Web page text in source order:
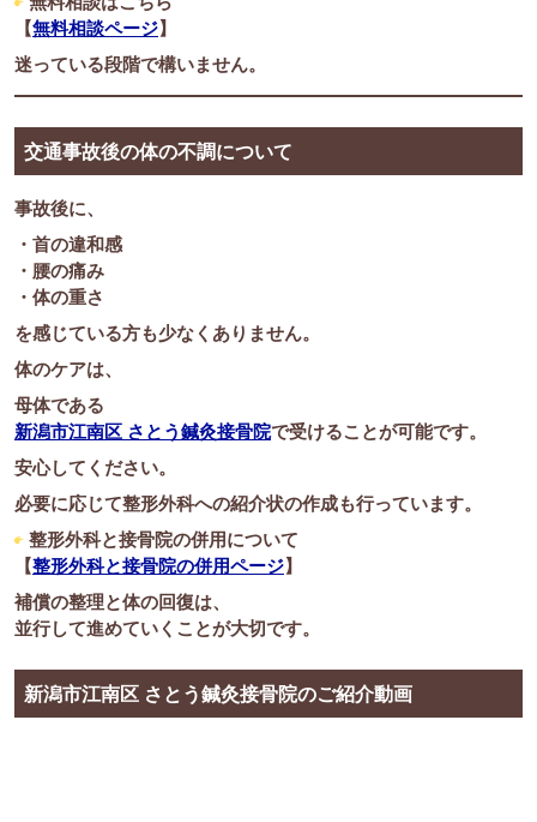
【無料相談ページ】
迷っている段階で構いません。
交通事故後の体の不調について
事故後に、
・首の違和感
・腰の痛み
・体の重さ
を感じている方も少なくありません。
体のケアは、
母体である
新潟市江南区 さとう鍼灸接骨院で受けることが可能です。
安心してください。
必要に応じて整形外科への紹介状の作成も行っています。
整形外科と接骨院の併用について
【整形外科と接骨院の併用ページ】
補償の整理と体の回復は、
並行して進めていくことが大切です。
新潟市江南区 さとう鍼灸接骨院のご紹介動画